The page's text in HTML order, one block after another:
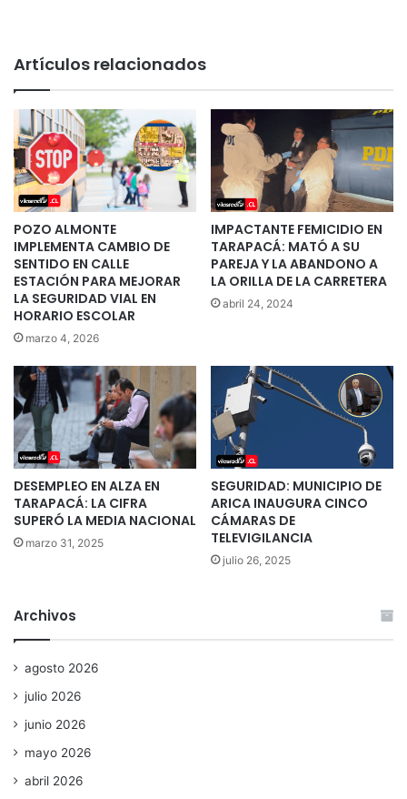
Artículos relacionados
POZO ALMONTE
IMPLEMENTA CAMBIO DE
SENTIDO EN CALLE
ESTACIÓN PARA MEJORAR
LA SEGURIDAD VIAL EN
HORARIO ESCOLAR
marzo 4, 2026
IMPACTANTE FEMICIDIO EN
TARAPACÁ: MATÓ A SU
PAREJA Y LA ABANDONO A
LA ORILLA DE LA CARRETERA
abril 24, 2024
DESEMPLEO EN ALZA EN
TARAPACÁ: LA CIFRA
SUPERÓ LA MEDIA NACIONAL
marzo 31, 2025
SEGURIDAD: MUNICIPIO DE
ARICA INAUGURA CINCO
CÁMARAS DE
TELEVIGILANCIA
julio 26, 2025
Archivos
agosto 2026
julio 2026
junio 2026
mayo 2026
abril 2026